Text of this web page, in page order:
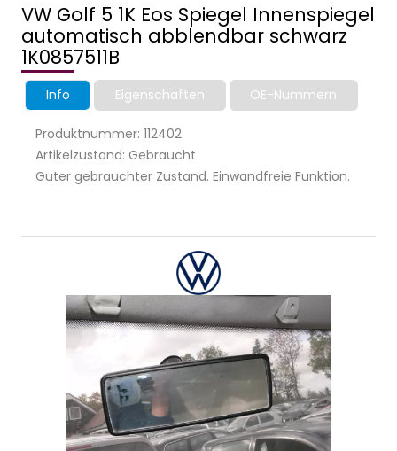
VW Golf 5 1K Eos Spiegel Innenspiegel
automatisch abblendbar schwarz
1K0857511B
Info Eigenschaften OE-Nummern
Produktnummer: 112402
Artikelzustand: Gebraucht
Guter gebrauchter Zustand. Einwandfreie Funktion.